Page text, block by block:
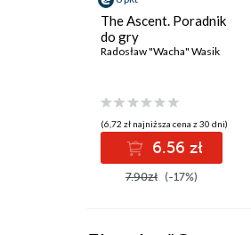
The Ascent. Poradnik
do gry
Radosław "Wacha" Wasik
(6,72 zł najniższa cena z 30 dni)
6.56 zł
7.90zł (-17%)